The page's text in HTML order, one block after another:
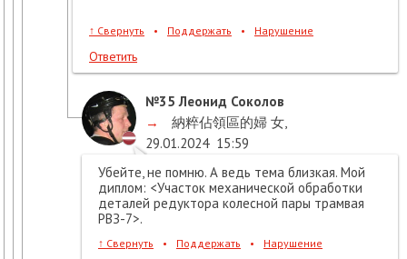
↑ Свернуть • Поддержать • Нарушение
Ответить
№35 Леонид Соколов
→
納粹佔領區的婦 女
29.01.2024 15:59
Убейте, не помню. А ведь тема близкая. Мой
диплом: <Участок механической обработки
деталей редуктора колесной пары трамвая
РВЗ-7>.
↑ Свернуть • Поддержать • Нарушение